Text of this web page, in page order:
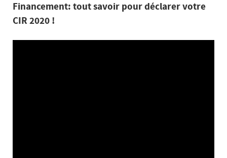
Financement: tout savoir pour déclarer votre
CIR 2020 !